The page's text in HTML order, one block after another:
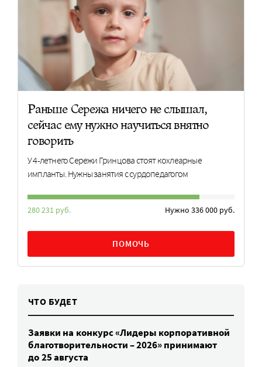
Раньше Сережа ничего не слышал,
сейчас ему нужно научиться внятно
говорить
У 4-летнего Сережи Гринцова стоят кохлеарные
импланты. Нужны занятия с сурдопедагогом
280 231 руб. Нужно 336 000 руб.
ПОМОЧЬ
ЧТО БУДЕТ
Заявки на конкурс «Лидеры корпоративной
благотворительности – 2026» принимают
до 25 августа